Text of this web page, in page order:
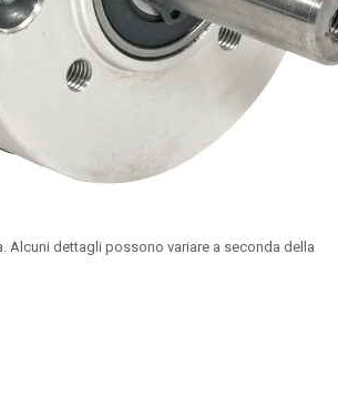
Alcuni dettagli possono variare a seconda della